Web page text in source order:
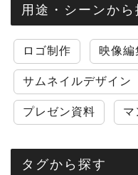
用途・シーンから
ロゴ制作 映像
サムネイルデザイン
プレゼン資料 マ
タグから探す